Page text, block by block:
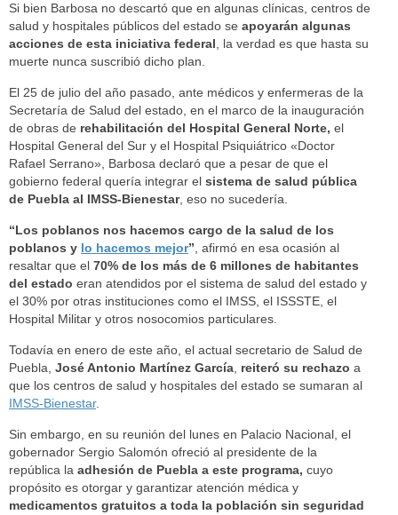
Si bien Barbosa no descartó que en algunas clínicas, centros de
salud y hospitales públicos del estado se apoyarán algunas
acciones de esta iniciativa federal, la verdad es que hasta su
muerte nunca suscribió dicho plan.
El 25 de julio del año pasado, ante médicos y enfermeras de la
Secretaría de Salud del estado, en el marco de la inauguración
de obras de rehabilitación del Hospital General Norte, el
Hospital General del Sur y el Hospital Psiquiátrico «Doctor
Rafael Serrano», Barbosa declaró que a pesar de que el
gobierno federal quería integrar el sistema de salud pública
de Puebla al IMSS-Bienestar, eso no sucedería.
“Los poblanos nos hacemos cargo de la salud de los
poblanos y lo hacemos mejor”, afirmó en esa ocasión al
resaltar que el 70% de los más de 6 millones de habitantes
del estado eran atendidos por el sistema de salud del estado y
el 30% por otras instituciones como el IMSS, el ISSSTE, el
Hospital Militar y otros nosocomios particulares.
Todavía en enero de este año, el actual secretario de Salud de
Puebla, José Antonio Martínez García, reiteró su rechazo a
que los centros de salud y hospitales del estado se sumaran al
IMSS-Bienestar.
Sin embargo, en su reunión del lunes en Palacio Nacional, el
gobernador Sergio Salomón ofreció al presidente de la
república la adhesión de Puebla a este programa, cuyo
propósito es otorgar y garantizar atención médica y
medicamentos gratuitos a toda la población sin seguridad